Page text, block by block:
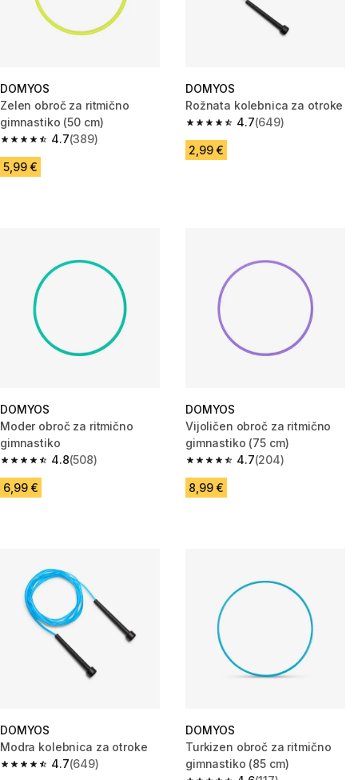
DOMYOS
Zelen obroč za ritmično
gimnastiko (50 cm)
4.7
4.7 od 5 zvezdic from 389 ocene
(389)
5,99 €
DOMYOS
Rožnata kolebnica za otroke
4.7
4.7 od 5 zvezdic from 649
(649)
2,99 €
DOMYOS
Moder obroč za ritmično
gimnastiko
4.8
4.8 od 5 zvezdic from 508 ocene
(508)
6,99 €
DOMYOS
Vijoličen obroč za ritmično
gimnastiko (75 cm)
4.7
4.7 od 5 zvezdic from 204
(204)
8,99 €
DOMYOS
Modra kolebnica za otroke
4.7
4.7 od 5 zvezdic from 649 ocene
(649)
DOMYOS
Turkizen obroč za ritmično
gimnastiko (85 cm)